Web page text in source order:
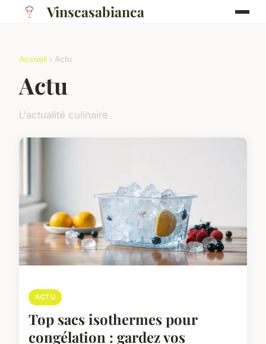
Vinscasabianca
Accueil › Actu
Actu
L'actualité culinaire
ACTU
Top sacs isothermes pour
congélation : gardez vos